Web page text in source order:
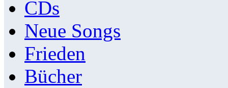
CDs
Neue Songs
Frieden
Bücher